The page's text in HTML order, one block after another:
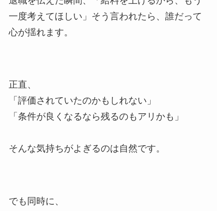
一度考えてほしい」そう言われたら、誰だって
心が揺れます。
正直、
「評価されていたのかもしれない」
「条件が良くなるなら残るのもアリかも」
そんな気持ちがよぎるのは自然です。
でも同時に、